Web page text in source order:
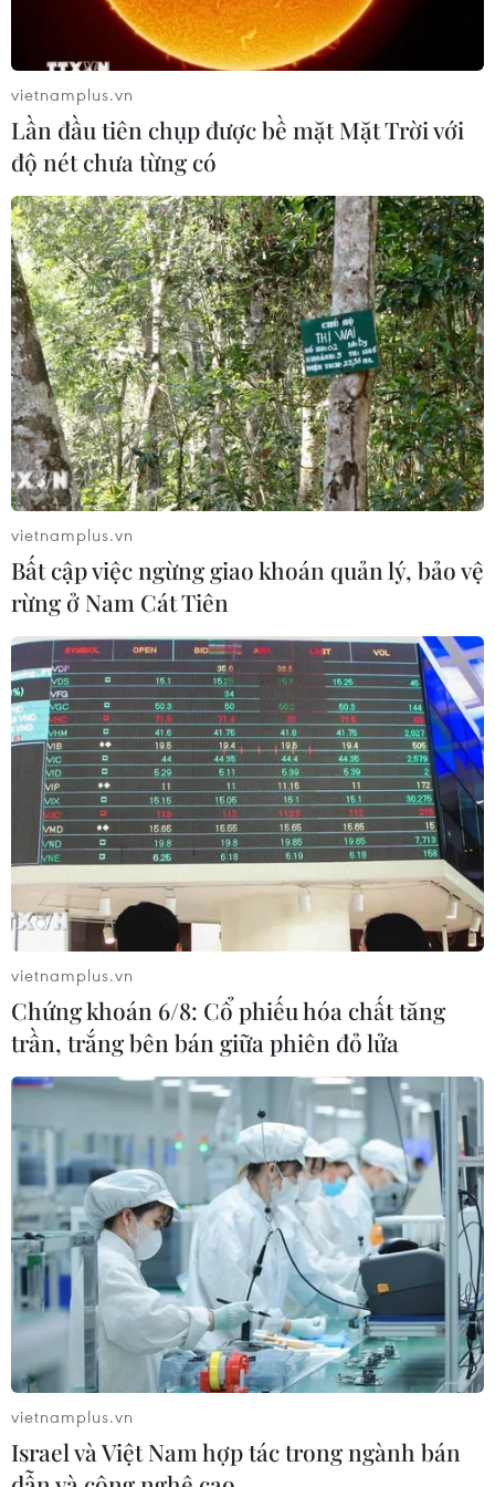
LienVietPostBank và VNI cung cấp dịch vụ
bảo hiểm xe máy
06/09/2019 08:23
Mua bảo hiểm xe máy qua Ví Việt sẽ bồi thường những
thiệt hại do cháy, nổ, mất cắp, mất trộm toàn bộ xe hoặc
đâm va, lật đổ, tai nạn bất khả kháng trong khi tham
gia giao thông.
vietnamplus.vn
Lần đầu tiên chụp được bề mặt Mặt Trời với
độ nét chưa từng có
vietnamplus.vn
Bất cập việc ngừng giao khoán quản lý, bảo vệ
rừng ở Nam Cát Tiên
vietnamplus.vn
Chứng khoán 6/8: Cổ phiếu hóa chất tăng
trần, trắng bên bán giữa phiên đỏ lửa
vietnamplus.vn
Israel và Việt Nam hợp tác trong ngành bán